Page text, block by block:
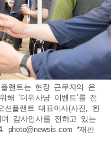
랜트는 현장 근무자의 온
‘더위사냥 이벤트’를 전
플랜트 대표이사(사진, 왼
감사인사를 전하고 있는
photo@newsis.com *재판